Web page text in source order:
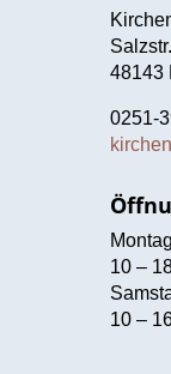
48143
0251-
10 –
10 –